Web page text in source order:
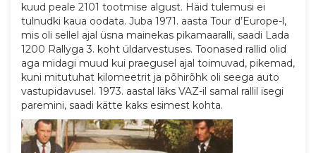
kuud peale 2101 tootmise algust. Häid tulemusi ei
tulnudki kaua oodata. Juba 1971. aasta Tour d’Europe-l,
mis oli sellel ajal üsna mainekas pikamaaralli, saadi Lada
1200 Rallyga 3. koht üldarvestuses. Toonased rallid olid
aga midagi muud kui praegusel ajal toimuvad, pikemad,
kuni mitutuhat kilomeetrit ja põhirõhk oli seega auto
vastupidavusel. 1973. aastal läks VAZ-il samal rallil isegi
paremini, saadi kätte kaks esimest kohta.